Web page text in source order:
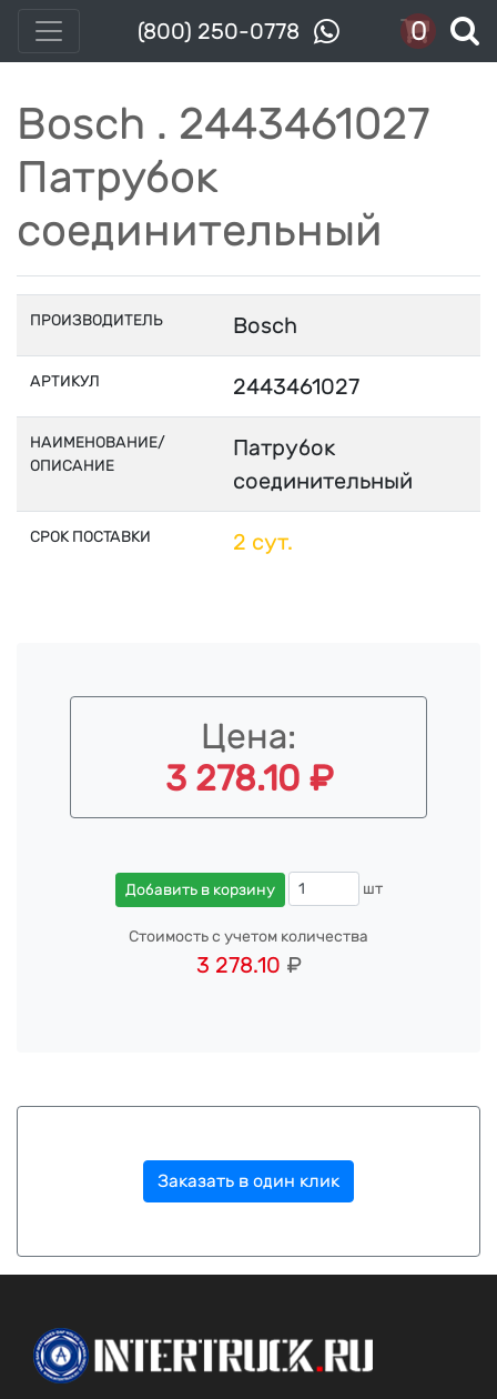
(800) 250-0778 0
Bosch . 2443461027
Патрубок
соединительный
ПРОИЗВОДИТЕЛЬ Bosch
АРТИКУЛ 2443461027
НАИМЕНОВАНИЕ/
ОПИСАНИЕ
Патрубок
соединительный
СРОК ПОСТАВКИ 2 сут.
Цена:
3 278.10 ₽
Добавить в корзину шт
Стоимость с учетом количества
3 278.10 ₽
Заказать в один клик